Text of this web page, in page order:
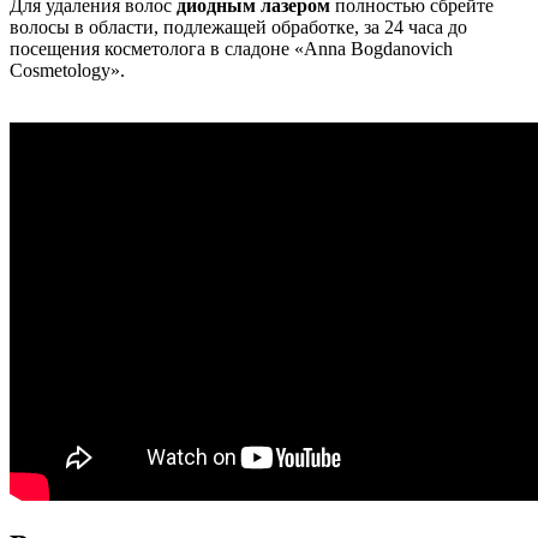
Для удаления волос диодным лазером полностью сбрейте
волосы в области, подлежащей обработке, за 24 часа до
посещения косметолога в сладоне «Anna Bogdanovich
Cosmetology».